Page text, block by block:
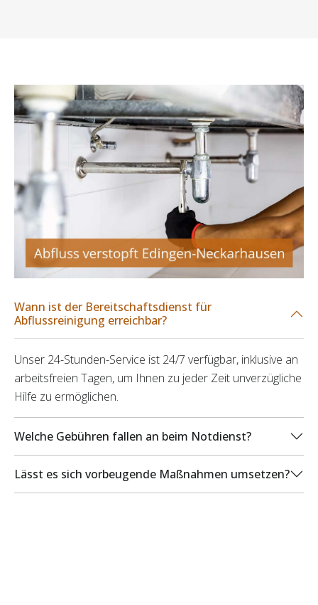
Wann ist der Bereitschaftsdienst für
Abflussreinigung erreichbar?
Unser 24-Stunden-Service ist 24/7 verfügbar, inklusive an
arbeitsfreien Tagen, um Ihnen zu jeder Zeit unverzügliche
Hilfe zu ermöglichen.
Welche Gebühren fallen an beim Notdienst?
Lässt es sich vorbeugende Maßnahmen umsetzen?